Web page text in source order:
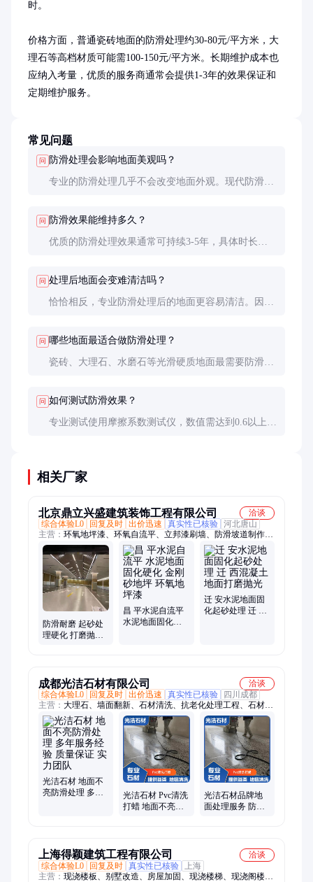
时。
价格方面，普通瓷砖地面的防滑处理约30-80元/平方米，大
理石等高档材质可能需100-150元/平方米。长期维护成本也
应纳入考量，优质的服务商通常会提供1-3年的效果保证和
定期维护服务。
常见问题
问 防滑处理会影响地面美观吗？
专业的防滑处理几乎不会改变地面外观。现代防滑技
问 防滑效果能维持多久？
优质的防滑处理效果通常可持续3-5年，具体时长取
问 处理后地面会变难清洁吗？
恰恰相反，专业防滑处理后的地面更容易清洁。因为
问 哪些地面最适合做防滑处理？
瓷砖、大理石、水磨石等光滑硬质地面最需要防滑处
问 如何测试防滑效果？
专业测试使用摩擦系数测试仪，数值需达到0.6以上才
相关厂家
北京鼎立兴盛建筑装饰工程有限公司
洽谈
综合体验L0
回复及时 出价迅速 真实性已核验 河北唐山
主营： 环氧地坪漆、环氧自流平、立邦漆刷墙、防滑坡道制作、
水泥地面固化、粉刷墙面、水泥自流平、刮腻子、打隔断、旧房
翻新刷漆、办公室装修、旧地坪翻新
防滑耐磨 起砂处
理硬化 打磨抛光
昌 平水泥自流平
水泥地面固化硬
迁 安水泥地面固
化起砂处理 迁 西
成都光洁石材有限公司
洽谈
综合体验L0
回复及时 出价迅速 真实性已核验
四川成都
主营： 大理石、墙面翻新、石材清洗、抗老化处理工程、石材翻
新、石材抛光、石材保养、PVC清洗打蜡、水磨石打磨、水磨石
抛光、木地板抛光、木地板打蜡、石材修补
光洁石材 地面不
亮防滑处理 多年
光洁石材 Pvc清洗
打蜡 地面不亮防
光洁石材品牌地
面处理服务 防滑
上海得颖建筑工程有限公司
洽谈
综合体验L0
回复及时 真实性已核验
上海
主营： 现浇楼板、别墅改造、房屋加固、现浇楼梯、现浇阁楼、